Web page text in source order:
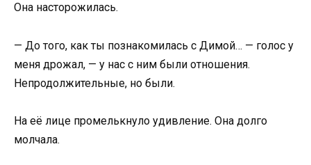
Она насторожилась.
— До того, как ты познакомилась с Димой… — голос у
меня дрожал, — у нас с ним были отношения.
Непродолжительные, но были.
На её лице промелькнуло удивление. Она долго
молчала.